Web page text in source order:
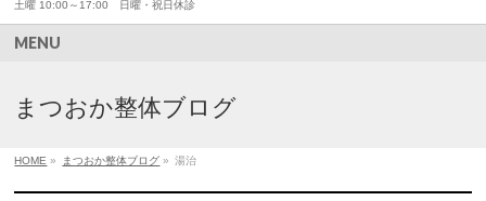
土曜 10:00～17:00 日曜・祝日休診
MENU
まつおか整体ブログ
HOME » まつおか整体ブログ » 湯治